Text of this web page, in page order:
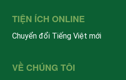
TIỆN ÍCH ONLINE
Chuyển đổi Tiếng Việt mới
VỀ CHÚNG TÔI